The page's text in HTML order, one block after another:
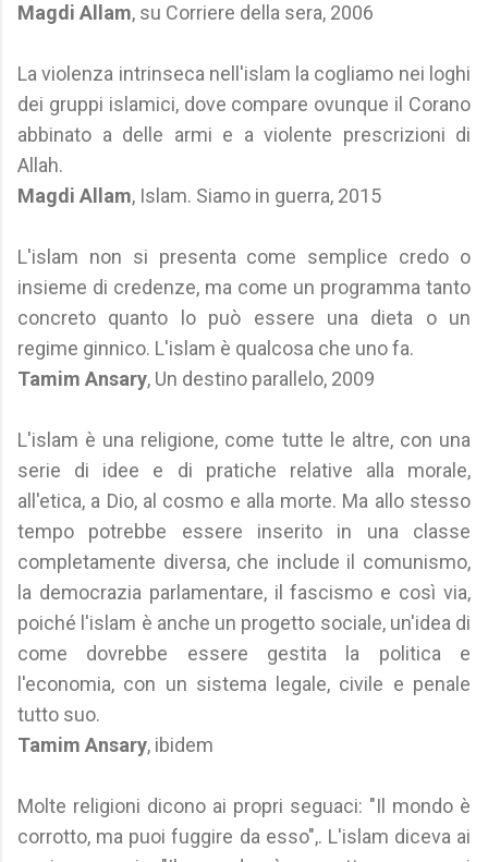
Magdi Allam, su Corriere della sera, 2006
La violenza intrinseca nell'islam la cogliamo nei loghi
dei gruppi islamici, dove compare ovunque il Corano
abbinato a delle armi e a violente prescrizioni di
Allah.
Magdi Allam, Islam. Siamo in guerra, 2015
L'islam non si presenta come semplice credo o
insieme di credenze, ma come un programma tanto
concreto quanto lo può essere una dieta o un
regime ginnico. L'islam è qualcosa che uno fa.
Tamim Ansary, Un destino parallelo, 2009
L'islam è una religione, come tutte le altre, con una
serie di idee e di pratiche relative alla morale,
all'etica, a Dio, al cosmo e alla morte. Ma allo stesso
tempo potrebbe essere inserito in una classe
completamente diversa, che include il comunismo,
la democrazia parlamentare, il fascismo e così via,
poiché l'islam è anche un progetto sociale, un'idea di
come dovrebbe essere gestita la politica e
l'economia, con un sistema legale, civile e penale
tutto suo.
Tamim Ansary, ibidem
Molte religioni dicono ai propri seguaci: "Il mondo è
corrotto, ma puoi fuggire da esso",. L'islam diceva ai